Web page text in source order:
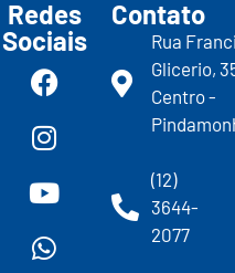
Redes
Sociais
Contato
Rua
Glicerio,
Centro -
(12)
3644-
2077